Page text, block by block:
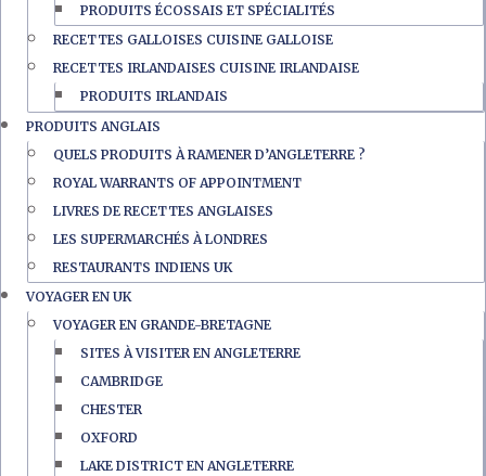
PRODUITS ÉCOSSAIS ET SPÉCIALITÉS
RECETTES GALLOISES CUISINE GALLOISE
RECETTES IRLANDAISES CUISINE IRLANDAISE
PRODUITS IRLANDAIS
PRODUITS ANGLAIS
QUELS PRODUITS À RAMENER D’ANGLETERRE ?
ROYAL WARRANTS OF APPOINTMENT
LIVRES DE RECETTES ANGLAISES
LES SUPERMARCHÉS À LONDRES
RESTAURANTS INDIENS UK
VOYAGER EN UK
VOYAGER EN GRANDE-BRETAGNE
SITES À VISITER EN ANGLETERRE
CAMBRIDGE
CHESTER
OXFORD
LAKE DISTRICT EN ANGLETERRE